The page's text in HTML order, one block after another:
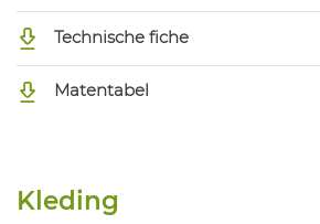
Technische fiche
Matentabel
Kleding